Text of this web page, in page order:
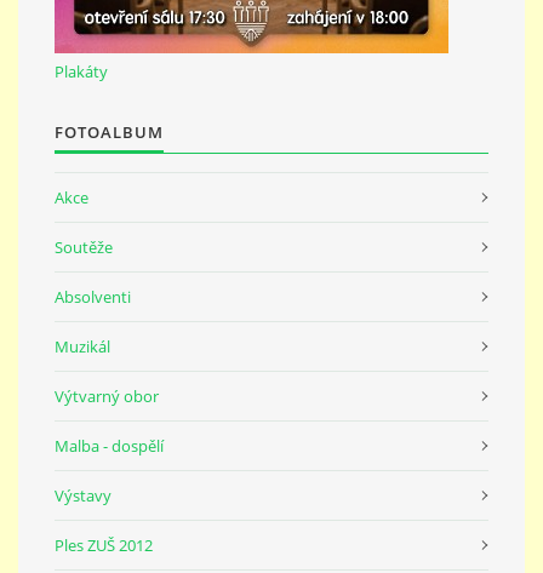
Pohořelice
691 23
Plakáty
FOTOALBUM
Akce
Soutěže
Absolventi
Muzikál
Výtvarný obor
Malba - dospělí
Výstavy
Ples ZUŠ 2012